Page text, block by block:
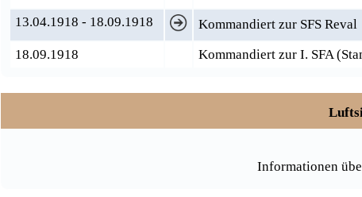
13.04.1918 - 18.09.1918
Kommandiert zur SFS Reval
18.09.1918
Kommandiert zur I. SFA
Informationen